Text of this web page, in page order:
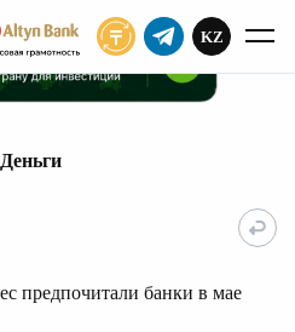
KZ
Деньги
предпочитали банки в мае